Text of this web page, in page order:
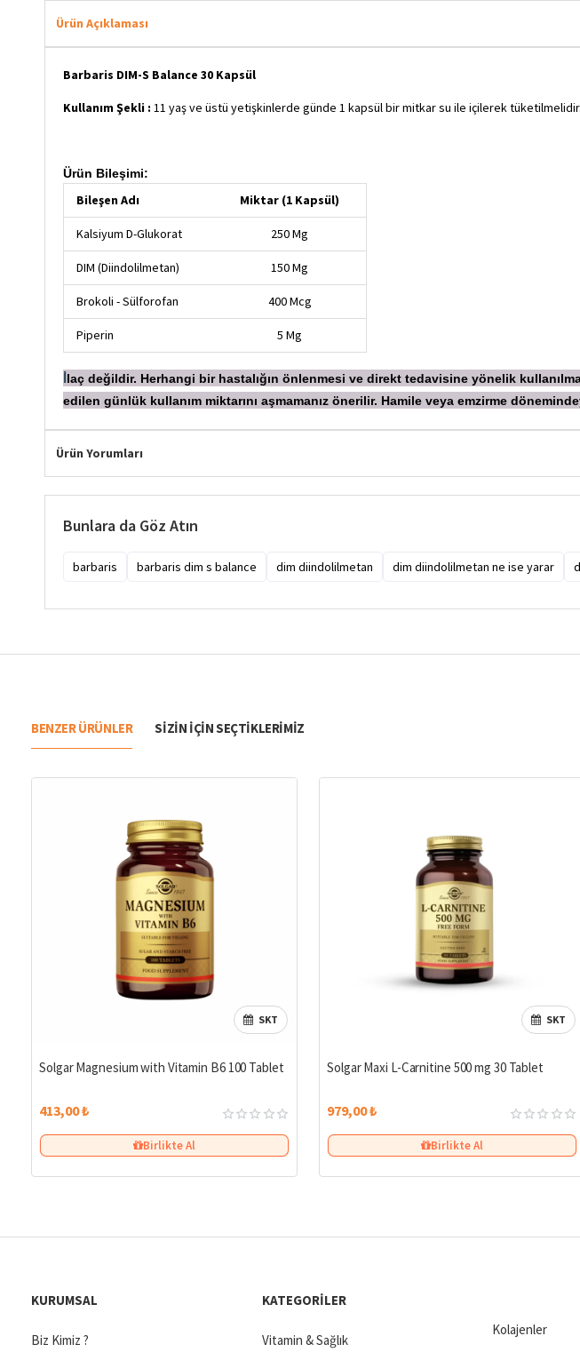
Ürün Açıklaması
Barbaris DIM-S Balance 30 Kapsül
Kullanım Şekli : 11 yaş ve üstü yetişkinlerde günde 1 kapsül bir mitkar su ile içilerek tüketilmelidir.
Ürün Bileşimi:
Bileşen Adı Miktar (1 Kapsül)
Kalsiyum D-Glukorat 250 Mg
DIM (Diindolilmetan) 150 Mg
Brokoli - Sülforofan 400 Mcg
Piperin 5 Mg
laç değildir. Herhangi bir hastalığın önlenmesi ve direkt tedavisine yönelik
edilen günlük kullanım miktarını aşmamanız önerilir. Hamile veya emzirme
Ürün Yorumları
Bunlara da Göz Atın
barbaris barbaris dim s balance dim diindolilmetan dim diindolilmetan ne ise yarar
BENZER ÜRÜNLER SIZIN IÇIN SEÇTIKLERIMIZ
SKT
Solgar Magnesium with Vitamin B6 100 Tablet
413,00 ₺
Birlikte Al
SKT
Solgar Maxi L-Carnitine 500 mg 30 Tablet
979,00 ₺
Birlikte Al
KURUMSAL
Biz Kimiz ?
KATEGORILER
Vitamin & Sağlık
Kolajenler